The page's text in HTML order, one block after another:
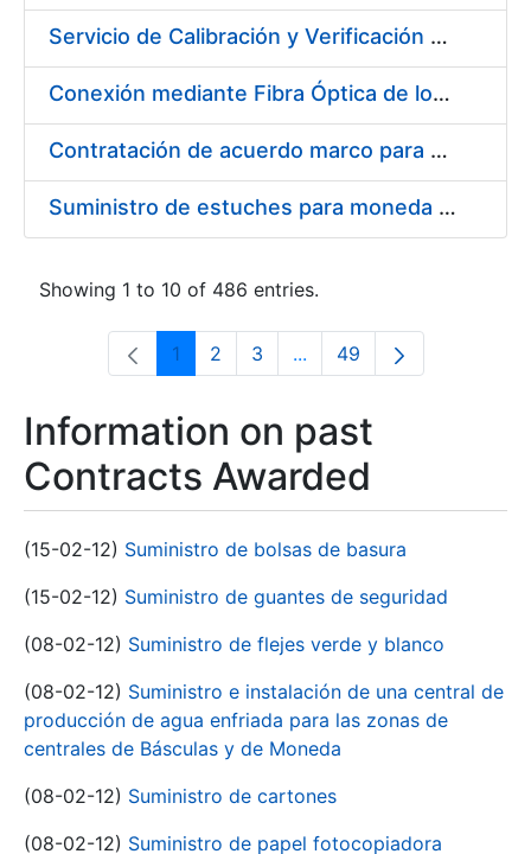
Servicio de Calibración y Verificación Externa de los Equipos de Medición del Servicio de Prevención de la FNMT-RCM
Conexión mediante Fibra Óptica de los Centros de Proceso de Datos (CPDs) de las sedes de la FNMT-RCM de Burgos y Madrid
Contratación de acuerdo marco para el Suministro de Material de Electricidad para la Fábrica Nacional de Moneda y Timbre-Real Casa de la Moneda en su centro de trabajo de Burgos
Suministro de estuches para moneda de 30 €
Showing 1 to 10 of 486 entries.
Page
1 Page
2 Page
3 ...Intermediate Pages Use
Page
49
Information on past
Contracts Awarded
(15-02-12) Suministro de bolsas de basura
(15-02-12) Suministro de guantes de seguridad
(08-02-12) Suministro de flejes verde y blanco
(08-02-12) Suministro e instalación de una central de
producción de agua enfriada para las zonas de
centrales de Básculas y de Moneda
(08-02-12) Suministro de cartones
(08-02-12) Suministro de papel fotocopiadora